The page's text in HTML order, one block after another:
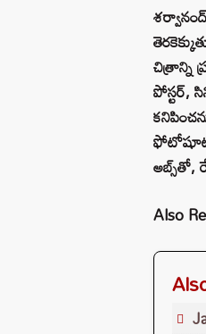
చిత్రాన్ని
పోస్టర్,
ఫోటోషూట్
అబ్స్‌తో,
Also